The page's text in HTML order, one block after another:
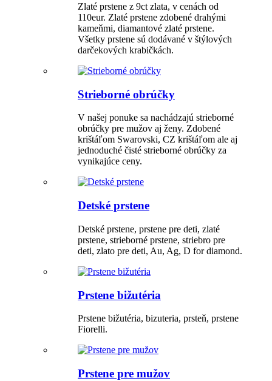
Zlaté prstene z 9ct zlata, v cenách od
110eur. Zlaté prstene zdobené drahými
kameňmi, diamantové zlaté prstene.
Všetky prstene sú dodávané v štýlových
darčekových krabičkách.
Strieborné obrúčky
V našej ponuke sa nachádzajú strieborné
obrúčky pre mužov aj ženy. Zdobené
krištáľom Swarovski, CZ krištáľom ale aj
jednoduché čisté strieborné obrúčky za
vynikajúce ceny.
Detské prstene
Detské prstene, prstene pre deti, zlaté
prstene, strieborné prstene, striebro pre
deti, zlato pre deti, Au, Ag, D for diamond.
Prstene bižutéria
Prstene bižutéria, bizuteria, prsteň, prstene
Fiorelli.
Prstene pre mužov